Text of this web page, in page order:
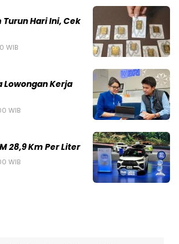
Hari Ini, Cek
WIB
Lowongan Kerja
WIB
28,9 Km Per Liter
WIB